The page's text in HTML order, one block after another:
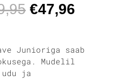
€47,96
Junioriga saab
Mudelil
ja